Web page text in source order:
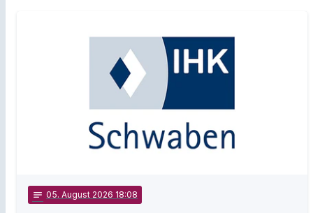
notes 05. August 2026 18:08